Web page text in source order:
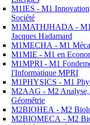
M1IES - M1
Société
M1MATHJHADA - M1
Jacques Hadamard
M1MECHA - M1
M1MIE - M1 en
M1MPRI - M1
l'Informatique MPRI
M1PHYSICS - M1
M2AAG - M2 Analyse,
Géométrie
M2BIOHEA - M2
M2BIOMECA - M2